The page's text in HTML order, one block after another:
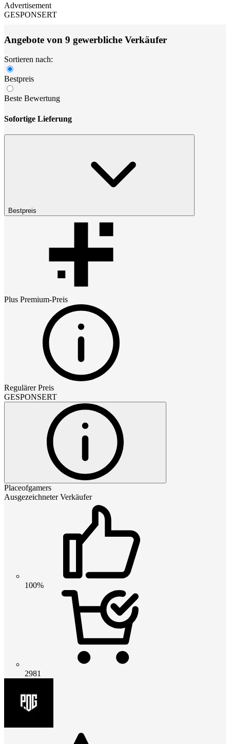
Advertisement
GESPONSERT
Angebote von 9 gewerbliche Verkäufer
Sortieren nach:
Bestpreis
Beste Bewertung
Sofortige Lieferung
Bestpreis
Plus Premium-Preis
Regulärer Preis
GESPONSERT
Placeofgamers
Ausgezeichneter Verkäufer
100%
2981